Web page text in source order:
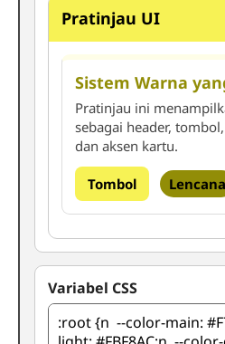
Pratinjau UI
Sistem Warna
Pratinjau ini
sebagai header,
dan aksen kartu.
Tombol Lencana
Variabel CSS